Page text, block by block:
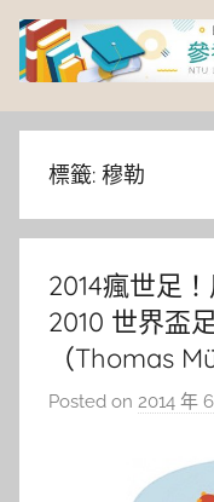
Skip
content
臺
灣
大
學
書
標籤: 穆勒
2014瘋世足
2010 世界盃
（Thomas
Posted on 2014 年